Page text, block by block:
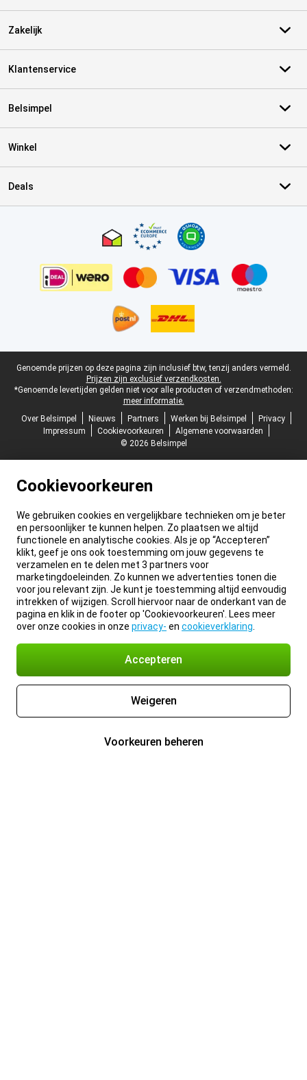
Zakelijk
Klantenservice
Belsimpel
Winkel
Deals
Juridische voettekst
Genoemde prijzen op deze pagina zijn inclusief btw, tenzij anders vermeld.
Prijzen zijn exclusief verzendkosten.
*Genoemde levertijden gelden niet voor alle producten of verzendmethoden:
meer informatie.
Over Belsimpel
Nieuws Partners Werken bij Belsimpel
Privacy
Impressum
Cookievoorkeuren
Algemene voorwaarden
© 2026 Belsimpel
Cookievoorkeuren
We gebruiken cookies en vergelijkbare technieken om je beter
en persoonlijker te kunnen helpen. Zo plaatsen we altijd
functionele en analytische cookies. Als je op “Accepteren”
klikt, geef je ons ook toestemming om jouw gegevens te
verzamelen en te delen met 3 partners voor
marketingdoeleinden. Zo kunnen we advertenties tonen die
voor jou relevant zijn. Je kunt je toestemming altijd eenvoudig
intrekken of wijzigen. Scroll hiervoor naar de onderkant van de
pagina en klik in de footer op 'Cookievoorkeuren'. Lees meer
over onze cookies in onze privacy- en cookieverklaring
Accepteren
Weigeren
Voorkeuren beheren